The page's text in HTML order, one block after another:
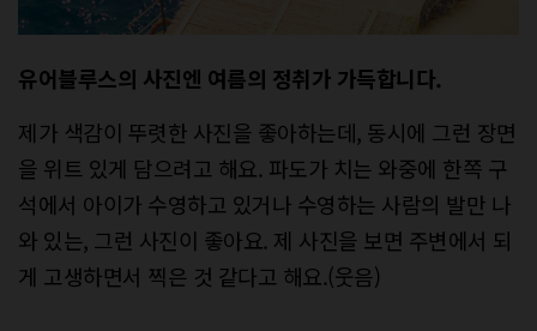
유어블루스의 사진엔 여름의 정취가 가득합니다.
제가 색감이 뚜렷한 사진을 좋아하는데, 동시에 그런 장면
을 위트 있게 담으려고 해요. 파도가 치는 와중에 한쪽 구
석에서 아이가 수영하고 있거나 수영하는 사람의 발만 나
와 있는, 그런 사진이 좋아요. 제 사진을 보면 주변에서 되
게 고생하면서 찍은 것 같다고 해요.(웃음)